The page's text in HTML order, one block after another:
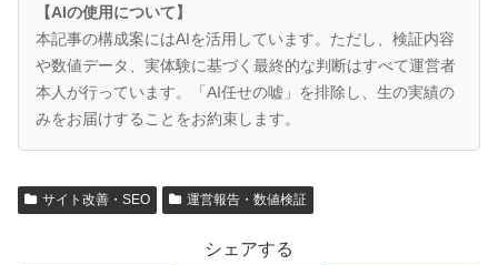
【AIの使用について】
本記事の構成案にはAIを活用しています。ただし、検証内容
や数値データ、実体験に基づく最終的な判断はすべて運営者
本人が行っています。「AI任せの嘘」を排除し、生の実績の
みをお届けすることをお約束します。
サイト改善・SEO 運営報告・数値検証
シェアする